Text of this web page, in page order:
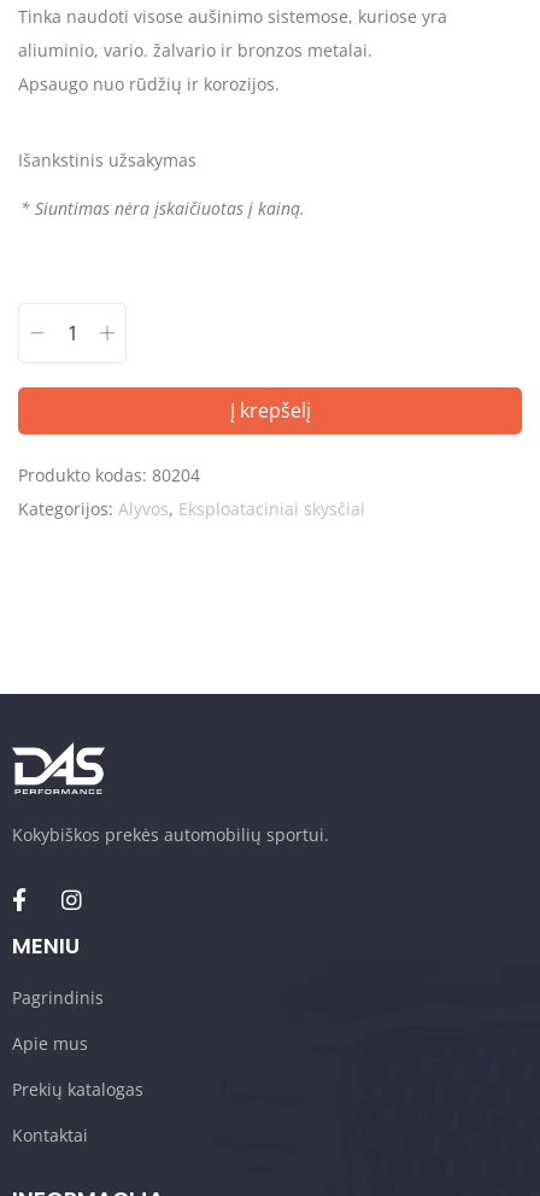
Tinka naudoti visose aušinimo sistemose, kuriose yra
aliuminio, vario. žalvario ir bronzos metalai.
Apsaugo nuo rūdžių ir korozijos.
Išankstinis užsakymas
* Siuntimas nėra įskaičiuotas į kainą.
Į krepšelį
Produkto kodas: 80204
Kategorijos: Alyvos, Eksploataciniai skysčiai
Kokybiškos prekės automobilių sportui.
MENIU
Pagrindinis
Apie mus
Prekių katalogas
Kontaktai